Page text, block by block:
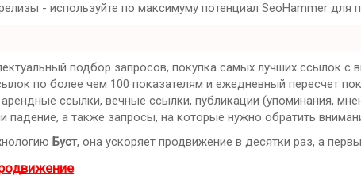
- используйте по максимуму потенциал SeoHammer для
подбор запросов, покупка самых лучших ссылок с
по более чем 100 показателям и ежедневный пересчет
ссылки, вечные ссылки, публикации (упоминания,
падение, а также запросы, на которые нужно обратить
Буст, она ускоряет продвижение в десятки раз, а